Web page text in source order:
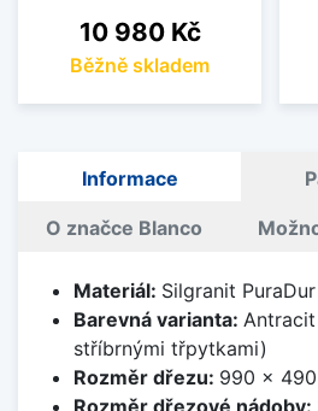
Cena
10 980 Kč
Běžně skladem
Informace
O značce Blanco
Materiál: Silgranit PuraDur
Barevná varianta:
stříbrnými třpytkami)
Rozměr dřezu: 990 x
Rozměr dřezové nádoby: